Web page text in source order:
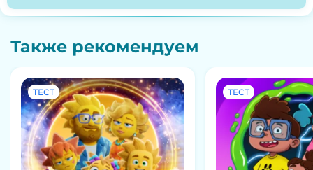
Также рекомендуем
ТЕСТ ТЕСТ